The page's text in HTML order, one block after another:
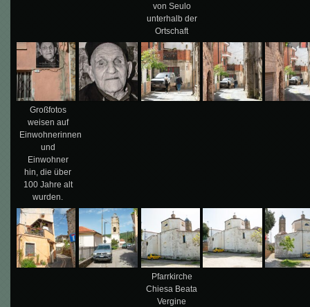
von Seulo
unterhalb der
Ortschaft
Großfotos
weisen auf
Einwohnerinnen
und
Einwohner
hin, die über
100 Jahre alt
wurden.
Pfarrkirche
Chiesa Beata
Vergine